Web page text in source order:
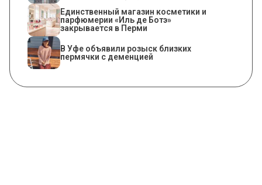
Единственный магазин косметики и
парфюмерии «Иль де Ботэ»
закрывается в Перми
В Уфе объявили розыск близких
пермячки с деменцией